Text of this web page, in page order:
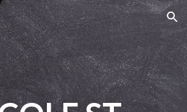
Skip to navigation